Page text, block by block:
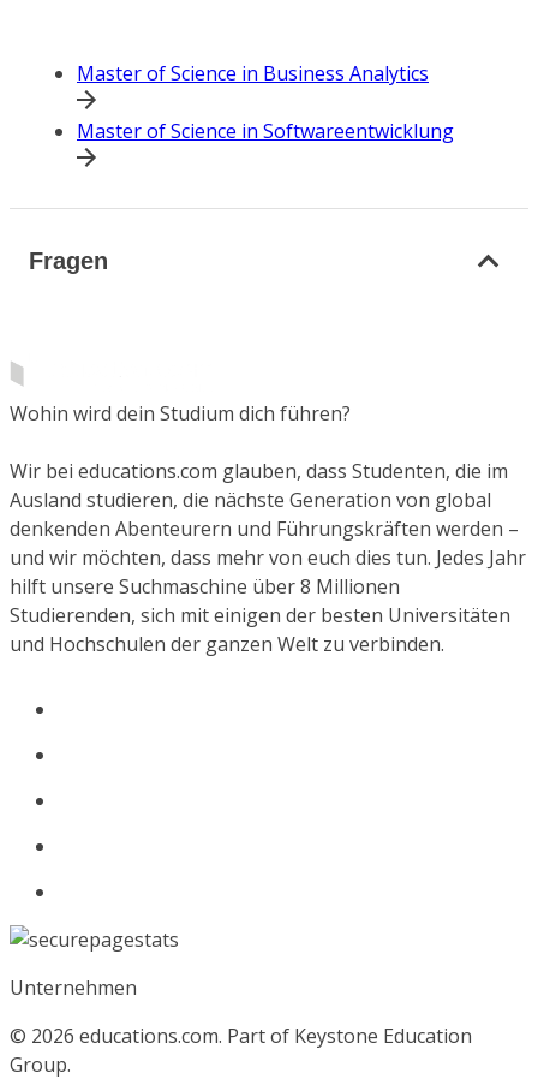
Master of Science in Business Analytics
Master of Science in Softwareentwicklung
Fragen
Wohin wird dein Studium dich führen?
Wir bei educations.com glauben, dass Studenten, die im
Ausland studieren, die nächste Generation von global
denkenden Abenteurern und Führungskräften werden –
und wir möchten, dass mehr von euch dies tun. Jedes Jahr
hilft unsere Suchmaschine über 8 Millionen
Studierenden, sich mit einigen der besten Universitäten
und Hochschulen der ganzen Welt zu verbinden.
Unternehmen
© 2026 educations.com. Part of Keystone Education
Group.